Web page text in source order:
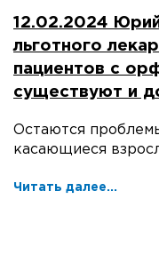
12.02.2024
льготного
пациентов с
существуют и
Остаются
касающиеся
Читать далее...